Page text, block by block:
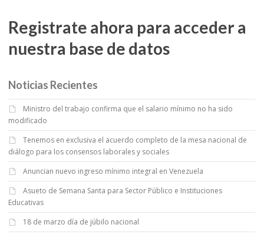
Registrate ahora para acceder a
nuestra base de datos
Noticias Recientes
Ministro del trabajo confirma que el salario mínimo no ha sido
modificado
Tenemos en exclusiva el acuerdo completo de la mesa nacional de
diálogo para los consensos laborales y sociales
Anuncian nuevo ingreso mínimo integral en Venezuela
Asueto de Semana Santa para Sector Público e Instituciones
Educativas
18 de marzo día de júbilo nacional